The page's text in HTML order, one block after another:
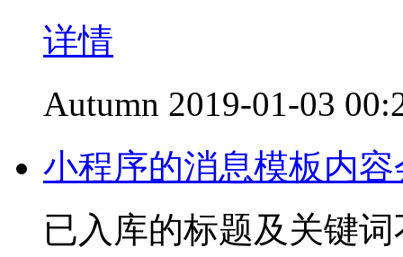
详情
Autumn 2019-01-03
小程序的消息模板内
已入库的标题及关键